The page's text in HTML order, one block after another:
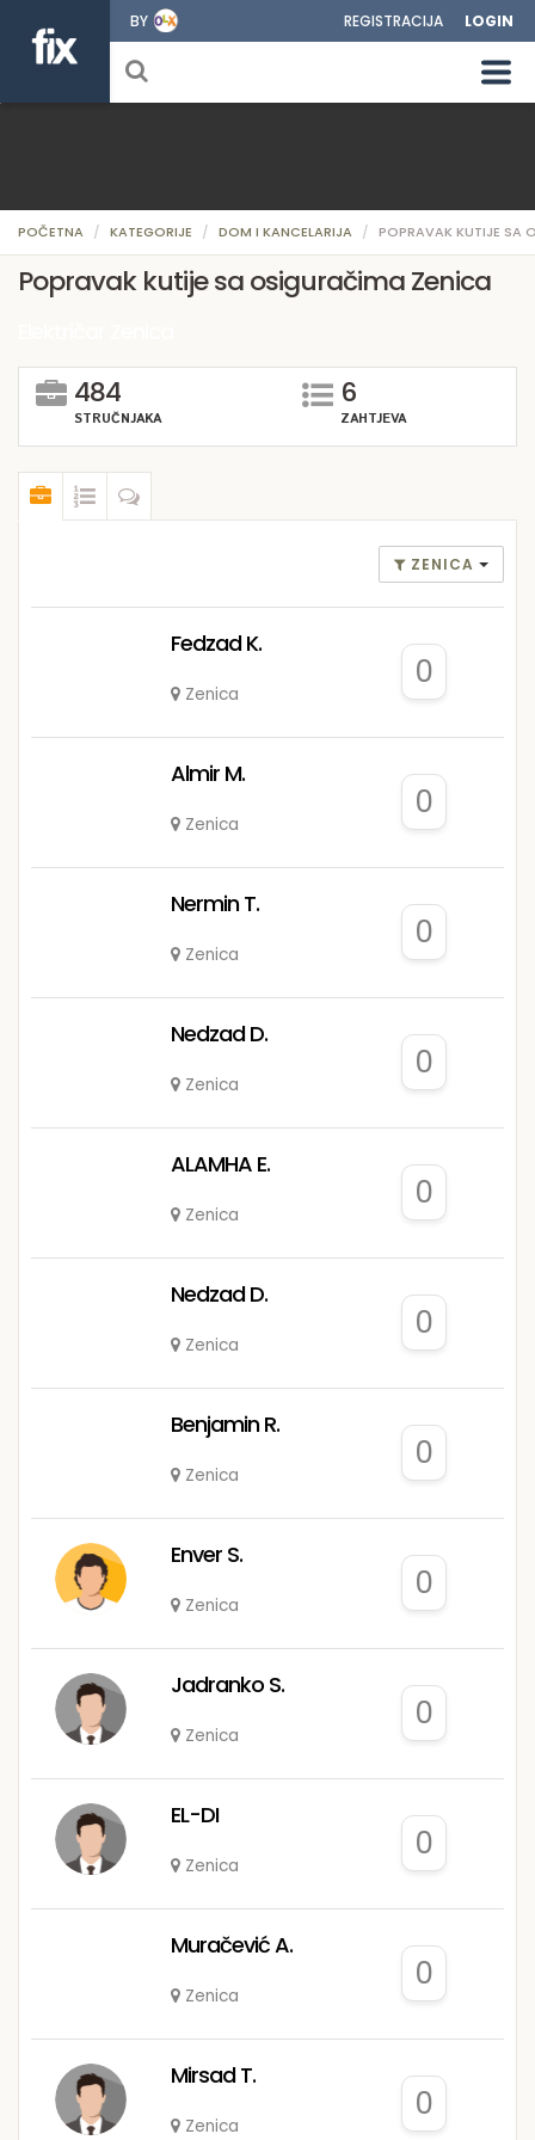
BY REGISTRACIJA LOGIN
POČETNA KATEGORIJE DOM I KANCELARIJA POPRAVAK KUTIJE SA
Popravak kutije sa osiguračima Zenica
484
STRUČNJAKA
6
ZAHTJEVA
ZENICA
Fedzad K.
Zenica
0
Almir M.
Zenica
0
Nermin T.
Zenica
0
Nedzad D.
Zenica
0
ALAMHA E.
Zenica
0
Nedzad D.
Zenica
0
Benjamin R.
Zenica
0
Enver S.
Zenica
0
Jadranko S.
Zenica
0
EL-DI
Zenica
0
Muračević A.
Zenica
0
Mirsad T.
Zenica
0